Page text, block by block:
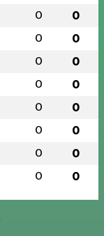
0 0
0 0
0 0
0 0
0 0
0 0
0 0
0 0